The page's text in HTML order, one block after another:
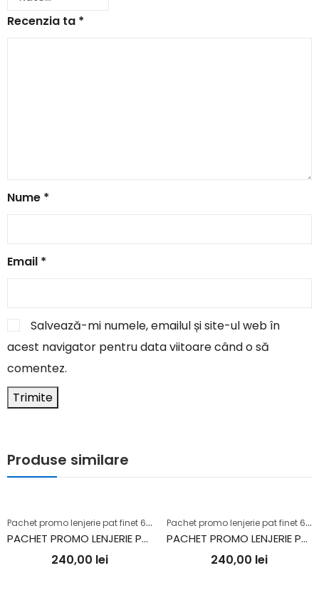
Recenzia ta *
Nume *
Email *
Salvează-mi numele, emailul și site-ul web în
acest navigator pentru data viitoare când o să
comentez.
Produse similare
P
achet promo lenjerie pat finet 6 piese+2 perne+pilotă
PACHET PROMO LENJERIE PAT FINET 6 PIESE + 2 PERNE + PILOTĂ (PLP87)
240,00 lei
P
achet promo lenjerie pat finet 6 piese+2 perne+pilotă
PACHET PROMO LENJERIE PAT FINET 6 PIESE + 2 PERNE + PILOTĂ (PLP76)
240,00 lei